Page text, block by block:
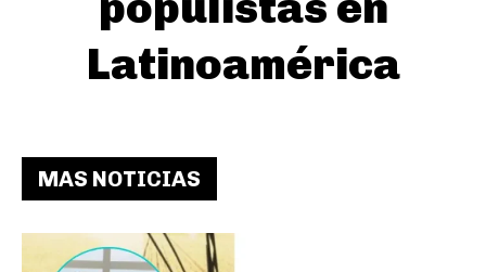
Latinoamérica
MAS NOTICIAS